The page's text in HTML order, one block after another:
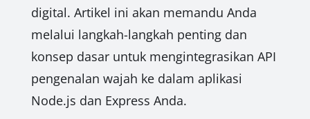
digital. Artikel ini akan memandu Anda
melalui langkah-langkah penting dan
konsep dasar untuk mengintegrasikan API
pengenalan wajah ke dalam aplikasi
Node.js dan Express Anda.